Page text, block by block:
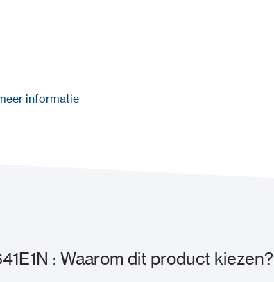
informatie
: Waarom dit product kiezen?